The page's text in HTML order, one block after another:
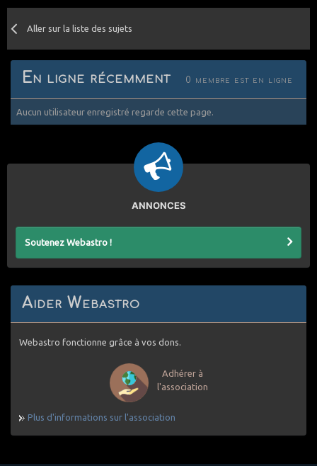
Aller sur la liste des sujets
En ligne récemment 0 membre est en ligne
Aucun utilisateur enregistré regarde cette page.
ANNONCES
Soutenez Webastro !
Aider Webastro
Webastro fonctionne grâce à vos dons.
Adhérer à
l'association
Plus d'informations sur l'association